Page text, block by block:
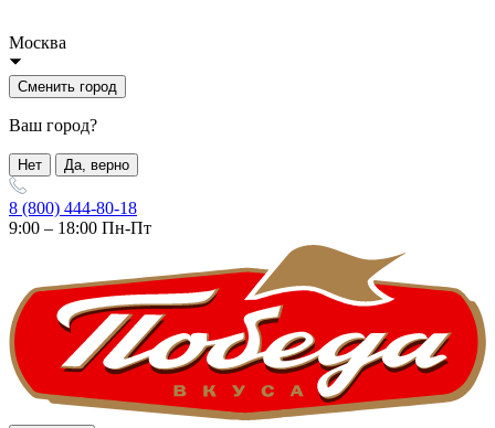
Москва
Сменить город
Ваш город?
Нет Да, верно
8 (800) 444-80-18
9:00 – 18:00 Пн-Пт